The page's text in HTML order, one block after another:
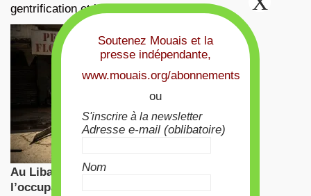
gentrification et la …
Au Liban, la convergence des luttes face à
l’occupation israélienne
Soutenez Mouais et la
presse indépendante,
www.mouais.org/abonnements
ou
S'inscrire à la newsletter
Adresse e-mail (oblibatoire)
Nom